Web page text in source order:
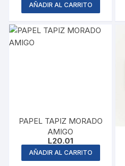
AÑADIR AL CARRITO
PAPEL TAPIZ MORADO
AMIGO
L20.01
AÑADIR AL CARRITO